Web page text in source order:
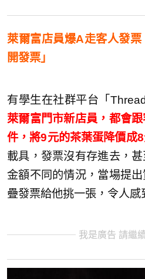
萊爾富店員爆A走客人發
開發票」
有學生在社群平台「
萊爾富門市新店員，都會
件，將9元的茶葉蛋降價成
載具，發票沒有存進去，
金額不同的情況，當場提
疊發票給他挑一張，令人感
我是廣告 請繼